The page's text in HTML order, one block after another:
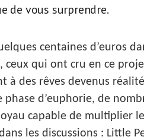
de vous surprendre.
centaines d’euros
ceux qui ont cru en ce
à des rêves devenus
d’euphorie, de
capable de multiplier
les discussions : Little